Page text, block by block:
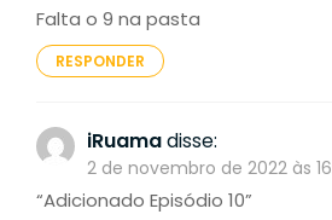
Falta o 9 na pasta
RESPONDER
iRuamadisse:
2 de novembro de 2022 às
“Adicionado Episódio 10”